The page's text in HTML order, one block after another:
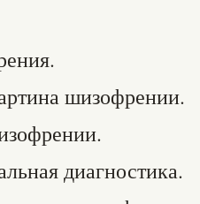
шизофрении.
диагностика.